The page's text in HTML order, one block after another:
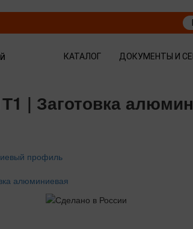
КАТАЛОГ ДОКУМЕНТЫ И
| Заготовка
профиль
алюминиевая